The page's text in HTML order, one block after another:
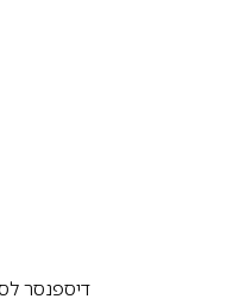
דיספנסר לסבון נוזלי